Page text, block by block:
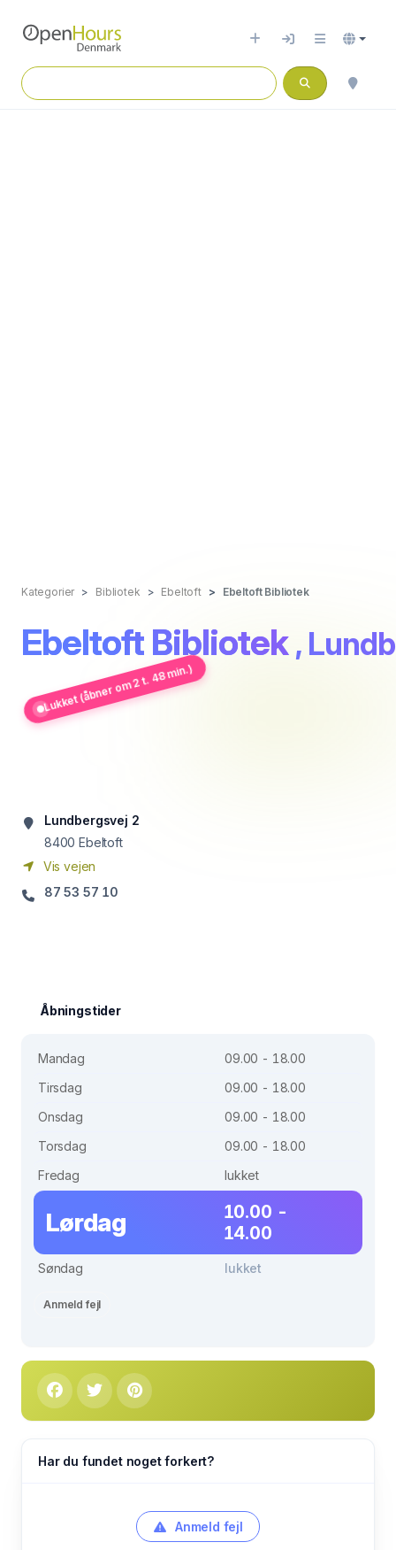
Kategorier Bibliotek Ebeltoft Ebeltoft Bibliotek
Ebeltoft Bibliotek ,
Lukket (åbner om 2 t. 48 min.)
Lundbergsvej 2
8400 Ebeltoft
Vis vejen
87 53 57 10
Åbningstider
Mandag
09.00 - 18.00
Tirsdag
09.00 - 18.00
Onsdag
09.00 - 18.00
Torsdag
09.00 - 18.00
Fredag
lukket
Lørdag
10.00 -
14.00
Søndag lukket
Anmeld fejl
Har du fundet noget forkert?
Anmeld fejl